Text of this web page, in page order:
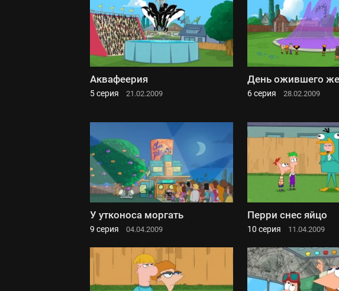
Аквафеерия
5 серия 21.02.2009
День ожившего
6 серия 28.02.2009
У утконоса моргать
9 серия 04.04.2009
Перри снес яйцо
10 серия 11.04.2009